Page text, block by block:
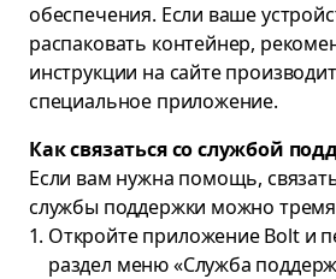
обеспечения. Если ваше
распаковать контейнер,
инструкции на сайте
специальное приложение.
Как связаться со службой
Если вам нужна помощь,
службы поддержки можно
Откройте приложение Bolt и
раздел меню «Служба